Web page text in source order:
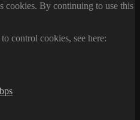
cookies. By continuing to use this
control cookies, see here: